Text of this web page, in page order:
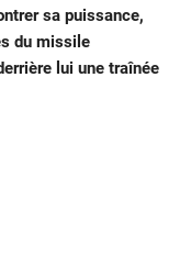
sa puissance,
du missile
lui une traînée